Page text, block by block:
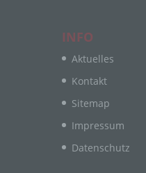
INFO
Aktuelles
Kontakt
Sitemap
Impressum
Datenschutz
das